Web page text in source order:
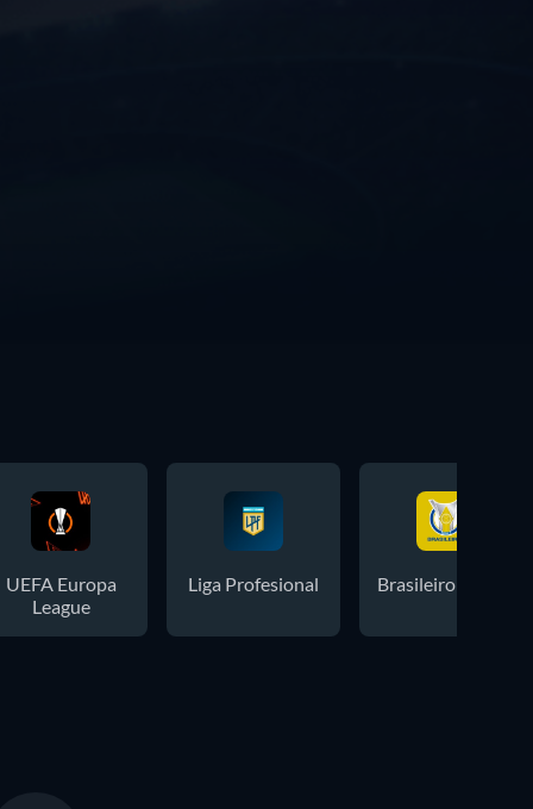
UEFA Europa
League
Liga Profesional Brasileiro Serie A